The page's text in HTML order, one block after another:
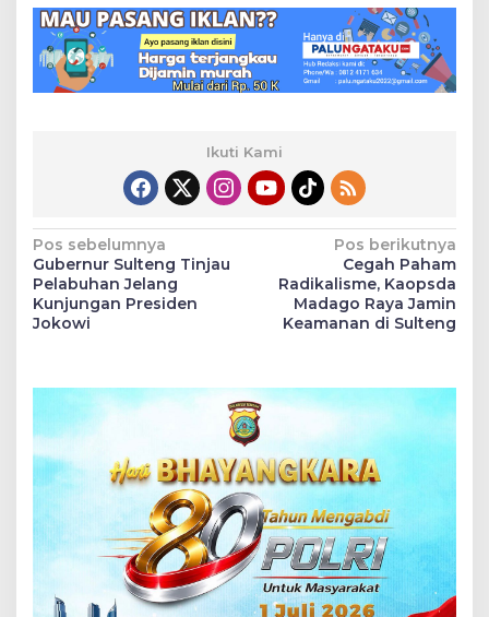
Ikuti Kami
Navigasi
pos
Pos sebelumnya
Gubernur Sulteng Tinjau
Pelabuhan Jelang
Kunjungan Presiden
Jokowi
Pos berikutnya
Cegah Paham
Radikalisme, Kaopsda
Madago Raya Jamin
Keamanan di Sulteng